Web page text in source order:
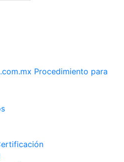
Procedimiento para